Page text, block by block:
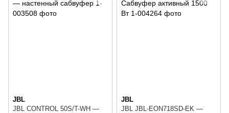
JBL
JBL CONTROL 50S/T-WH —
JBL
JBL JBL-EON718SD-EK —